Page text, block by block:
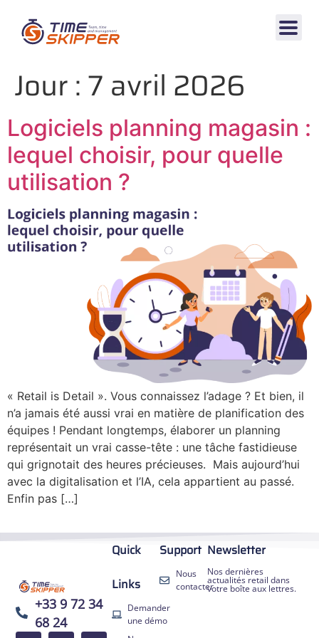
Jour :7 avril 2026
Logiciels planning magasin :
lequel choisir, pour quelle
utilisation ?
« Retail is Detail ». Vous connaissez l’adage ? Et bien, il
n’a jamais été aussi vrai en matière de planification des
équipes ! Pendant longtemps, élaborer un planning
représentait un vrai casse-tête : une tâche fastidieuse
qui grignotait des heures précieuses. Mais aujourd’hui
avec la digitalisation et l’IA, cela appartient au passé.
Enfin pas […]
+33 9 72 34
68 24
EN
Quick
Links
Demander
une démo
Support
Nous
contacter
Newsletter
Nos dernières
actualités retail dans
votre boîte aux lettres.